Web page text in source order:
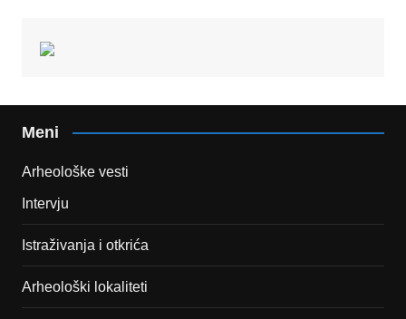
Meni
Arheološke vesti
Intervju
Istraživanja i otkrića
Arheološki lokaliteti